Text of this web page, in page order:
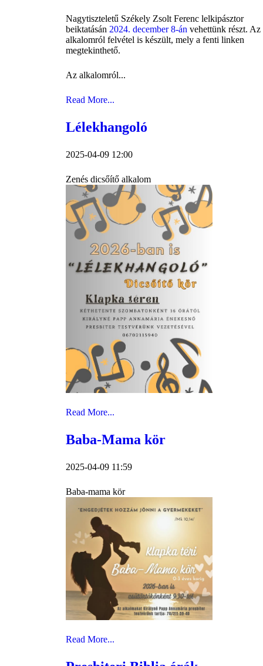
Nagytiszteletű Székely Zsolt Ferenc lelkipásztor
beiktatásán 2024. december 8-án vehettünk részt. Az
alkalomról felvétel is készült, mely a fenti linken
megtekinthető.
Az alkalomról...
Read More...
Lélekhangoló
2025-04-09 12:00
Zenés dicsőítő alkalom
Read More...
Baba-Mama kör
2025-04-09 11:59
Baba-mama kör
Read More...